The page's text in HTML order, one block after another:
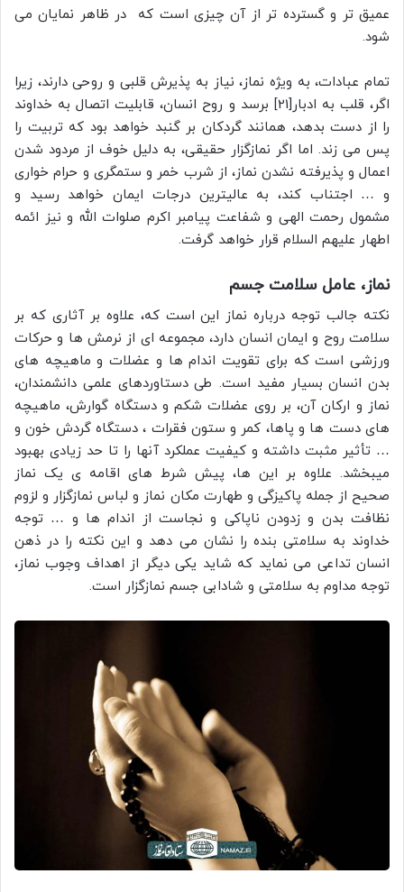
عمیق تر و گسترده تر از آن چیزی است که در ظاهر نمایان می
شود.
تمام عبادات، به ویژه نماز، نیاز به پذیرش قلبی و روحی دارند، زیرا
اگر، قلب به ادبار[21] برسد و روح انسان، قابلیت اتصال به خداوند
را از دست بدهد، همانند گردکان بر گنبد خواهد بود که تربیت را
پس می زند. اما اگر نمازگزار حقیقی، به دلیل خوف از مردود شدن
اعمال و پذیرفته نشدن نماز، از شرب خمر و ستمگری و حرام خواری
و … اجتناب کند، به عالیترین درجات ایمان خواهد رسید و
مشمول رحمت الهی و شفاعت پیامبر اکرم صلوات الله و نیز ائمه
اطهار علیهم السلام قرار خواهد گرفت.
نماز، عامل سلامت جسم
نکته جالب توجه درباره نماز این است که، علاوه بر آثاری که بر
سلامت روح و ایمان انسان دارد، مجموعه ای از نرمش ها و حرکات
ورزشی است که برای تقویت اندام ها و عضلات و ماهیچه های
بدن انسان بسیار مفید است. طی دستاوردهای علمی دانشمندان،
نماز و ارکان آن، بر روی عضلات شکم و دستگاه گوارش، ماهیچه
های دست ها و پاها، کمر و ستون فقرات ، دستگاه گردش خون و
… تأثیر مثبت داشته و کیفیت عملکرد آنها را تا حد زیادی بهبود
میبخشد. علاوه بر این ها، پیش شرط های اقامه ی یک نماز
صحیح از جمله پاکیزگی و طهارت مکان نماز و لباس نمازگزار و لزوم
نظافت بدن و زدودن ناپاکی و نجاست از اندام ها و … توجه
خداوند به سلامتی بنده را نشان می دهد و این نکته را در ذهن
انسان تداعی می نماید که شاید یکی دیگر از اهداف وجوب نماز،
توجه مداوم به سلامتی و شادابی جسم نمازگزار است.